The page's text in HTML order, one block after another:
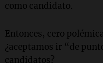
como candidato.
Entonces, cero
¿aceptamos ir “de
candidatos?